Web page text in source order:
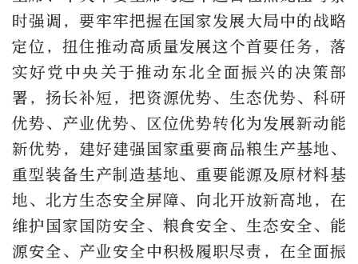
时强调，要牢牢把握在国家发展大局中的战略
定位，扭住推动高质量发展这个首要任务，落
实好党中央关于推动东北全面振兴的决策部
署，扬长补短，把资源优势、生态优势、科研
优势、产业优势、区位优势转化为发展新动能
新优势，建好建强国家重要商品粮生产基地、
重型装备生产制造基地、重要能源及原材料基
地、北方生态安全屏障、向北开放新高地，在
维护国家国防安全、粮食安全、生态安全、能
源安全、产业安全中积极履职尽责，在全面振